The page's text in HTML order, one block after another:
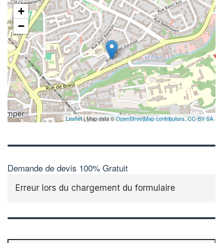
+
−
Leaflet| Map data ©OpenStreetMap contributors, CC-BY-SA
Demande de devis 100% Gratuit
Erreur lors du chargement du formulaire